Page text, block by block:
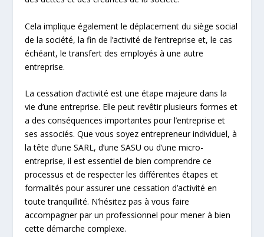
Cela implique également le déplacement du siège social
de la société, la fin de l’activité de l’entreprise et, le cas
échéant, le transfert des employés à une autre
entreprise.
La cessation d’activité est une étape majeure dans la
vie d’une entreprise. Elle peut revêtir plusieurs formes et
a des conséquences importantes pour l’entreprise et
ses associés. Que vous soyez entrepreneur individuel, à
la tête d’une SARL, d’une SASU ou d’une micro-
entreprise, il est essentiel de bien comprendre ce
processus et de respecter les différentes étapes et
formalités pour assurer une cessation d’activité en
toute tranquillité. N’hésitez pas à vous faire
accompagner par un professionnel pour mener à bien
cette démarche complexe.